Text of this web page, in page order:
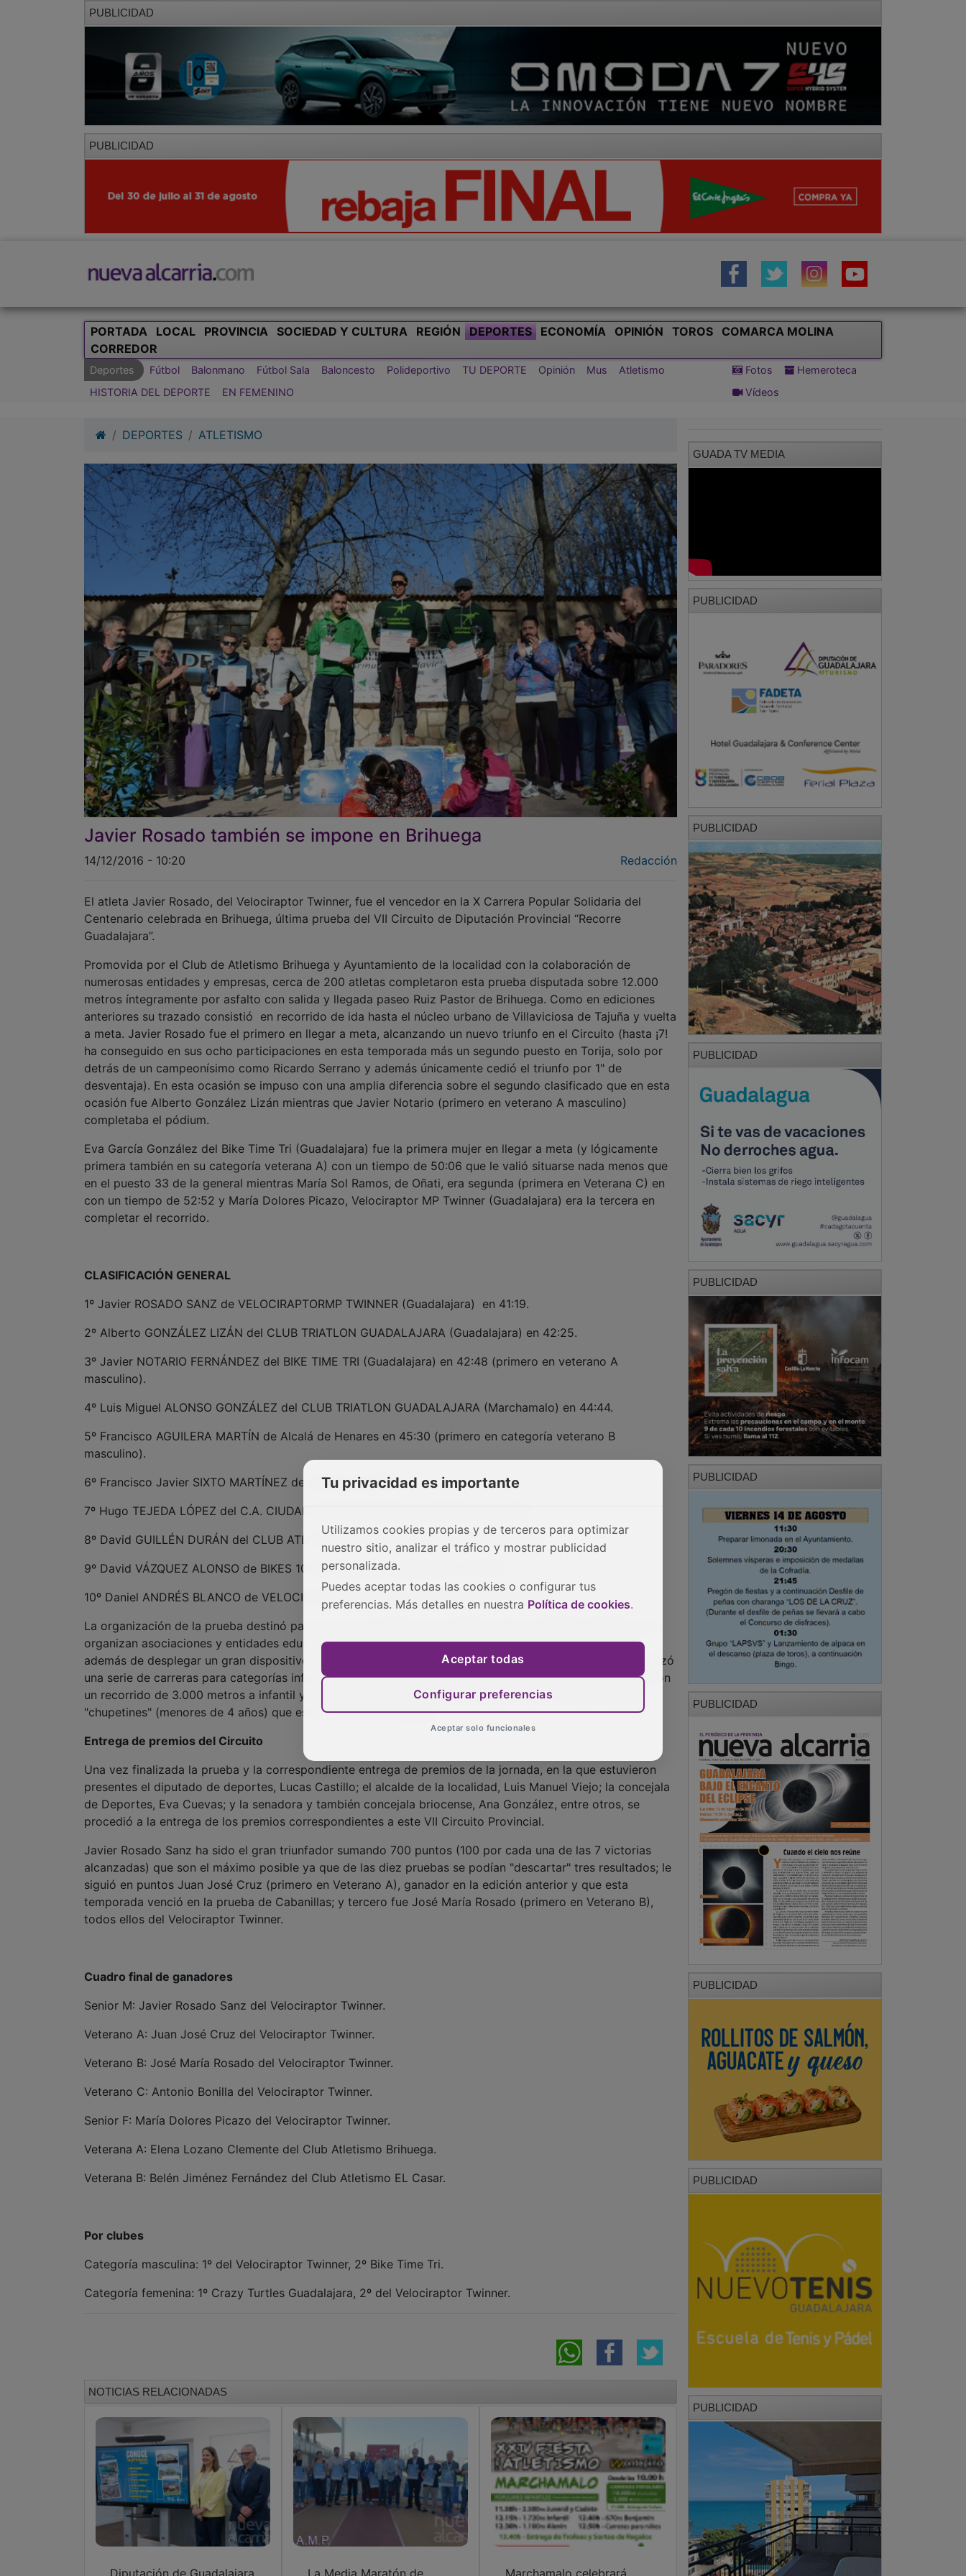
PUBLICIDAD
PUBLICIDAD
PORTADA LOCAL PROVINCIA SOCIEDAD Y CULTURA REGIÓN DEPORTES ECONOMÍA OPINIÓN TOROS
COMARCA MOLINA
CORREDOR
Deportes Fútbol Balonmano Fútbol Sala Baloncesto Polideportivo TU DEPORTE Opinión Mus
Atletismo
HISTORIA DEL DEPORTE
EN FEMENINO
Fotos
Hemeroteca
Vídeos
DEPORTES ATLETISMO
Javier Rosado también se impone en Brihuega
14/12/2016 - 10:20 Redacción
El atleta Javier Rosado, del Velociraptor Twinner, fue el vencedor en la X Carrera Popular Solidaria del
Centenario celebrada en Brihuega, última prueba del VII Circuito de Diputación Provincial “Recorre
Guadalajara”.
Promovida por el Club de Atletismo Brihuega y Ayuntamiento de la localidad con la colaboración de
numerosas entidades y empresas, cerca de 200 atletas completaron esta prueba disputada sobre 12.000
metros íntegramente por asfalto con salida y llegada paseo Ruiz Pastor de Brihuega. Como en ediciones
anteriores su trazado consistió en recorrido de ida hasta el núcleo urbano de Villaviciosa de Tajuña y vuelta
a meta. Javier Rosado fue el primero en llegar a meta, alcanzando un nuevo triunfo en el Circuito (hasta ¡7!
ha conseguido en sus ocho participaciones en esta temporada más un segundo puesto en Torija, solo por
detrás de un campeonísimo como Ricardo Serrano y además únicamente cedió el triunfo por 1" de
desventaja). En esta ocasión se impuso con una amplia diferencia sobre el segundo clasificado que en esta
ocasión fue Alberto González Lizán mientras que Javier Notario (primero en veterano A masculino)
completaba el pódium.
Eva García González del Bike Time Tri (Guadalajara) fue la primera mujer en llegar a meta (y lógicamente
primera también en su categoría veterana A) con un tiempo de 50:06 que le valió situarse nada menos que
en el puesto 33 de la general mientras María Sol Ramos, de Oñati, era segunda (primera en Veterana C) en
con un tiempo de 52:52 y María Dolores Picazo, Velociraptor MP Twinner (Guadalajara) era la tercera en
completar el recorrido.
CLASIFICACIÓN GENERAL
1º Javier ROSADO SANZ de VELOCIRAPTORMP TWINNER (Guadalajara) en 41:19.
2º Alberto GONZÁLEZ LIZÁN del CLUB TRIATLON GUADALAJARA (Guadalajara) en 42:25.
3º Javier NOTARIO FERNÁNDEZ del BIKE TIME TRI (Guadalajara) en 42:48 (primero en veterano A
masculino).
4º Luis Miguel ALONSO GONZÁLEZ del CLUB TRIATLON GUADALAJARA (Marchamalo) en 44:44.
5º Francisco AGUILERA MARTÍN de Alcalá de Henares en 45:30 (primero en categoría veterano B
masculino).
6º Francisco Javier SIXTO MARTÍNEZ de Alovera en 45:31.
7º Hugo TEJEDA LÓPEZ del C.A. CIUDAD DE PEÑARANDA (Guadalajara) en 45:47.
8º David GUILLÉN DURÁN del CLUB ATLETISMO BRIHUEGA (Marchamalo) en 46:03.
9º David VÁZQUEZ ALONSO de BIKES 101 SPECIALIZED (Sigüenza) en 46:08.
10º Daniel ANDRÉS BLANCO de VELOCIRAPTOR MP TWINNER (Guadalajara) en 46:13.
La organización de la prueba destinó parte de lo recaudado a los objetivos de la Campaña Solidaria que
organizan asociaciones y entidades educativas de Brihuega a favor de varios proyectos solidarios. Y
además de desplegar un gran dispositivo en una mañana agradable pese a las bajas temperaturas, organizó
una serie de carreras para categorías inferiores desde juvenil y cadete tanto masculino como femenino con
un recorrido de 3.000 metros a infantil y alevín, benjamín, promoción e incluso para los denominados
"chupetines" (menores de 4 años) que estuvieron muy animadas.
Entrega de premios del Circuito
Una vez finalizada la prueba y la correspondiente entrega de premios de la jornada, en la que estuvieron
presentes el diputado de deportes, Lucas Castillo; el alcalde de la localidad, Luis Manuel Viejo; la concejala
de Deportes, Eva Cuevas; y la senadora y también concejala briocense, Ana González, entre otros, se
procedió a la entrega de los premios correspondientes a este VII Circuito Provincial.
Javier Rosado Sanz ha sido el gran triunfador sumando 700 puntos (100 por cada una de las 7 victorias
alcanzadas) que son el máximo posible ya que de las diez pruebas se podían "descartar" tres resultados; le
siguió en puntos Juan José Cruz (primero en Veterano A), ganador en la edición anterior y que esta
temporada venció en la prueba de Cabanillas; y tercero fue José María Rosado (primero en Veterano B),
todos ellos del Velociraptor Twinner.
Cuadro final de ganadores
Senior M: Javier Rosado Sanz del Velociraptor Twinner.
Veterano A: Juan José Cruz del Velociraptor Twinner.
Veterano B: José María Rosado del Velociraptor Twinner.
Veterano C: Antonio Bonilla del Velociraptor Twinner.
Senior F: María Dolores Picazo del Velociraptor Twinner.
Veterana A: Elena Lozano Clemente del Club Atletismo Brihuega.
Veterana B: Belén Jiménez Fernández del Club Atletismo EL Casar.
Por clubes
Categoría masculina: 1º del Velociraptor Twinner, 2º Bike Time Tri.
Categoría femenina: 1º Crazy Turtles Guadalajara, 2º del Velociraptor Twinner.
NOTICIAS RELACIONADAS
Diputación de Guadalajara La Media Maratón de Marchamalo celebrará
GUADA TV MEDIA
PUBLICIDAD
PUBLICIDAD
PUBLICIDAD
PUBLICIDAD
PUBLICIDAD
PUBLICIDAD
PUBLICIDAD
PUBLICIDAD
PUBLICIDAD
Tu privacidad es importante
Utilizamos cookies propias y de terceros para optimizar
nuestro sitio, analizar el tráfico y mostrar publicidad
personalizada.
Puedes aceptar todas las cookies o configurar tus
preferencias. Más detalles en nuestra Política de cookies.
Aceptar todas
Configurar preferencias
Aceptar solo funcionales